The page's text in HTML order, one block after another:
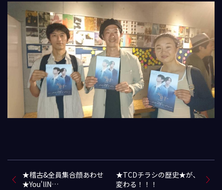
★稽古&全員集合顔あわせ
★You'llN…
★TCDチラシの歴史★が、
変わる！！！